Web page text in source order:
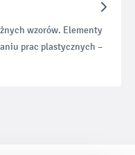
wzorów. Elementy
prac plastycznych –